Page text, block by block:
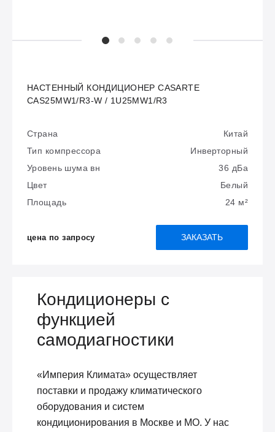
НАСТЕННЫЙ КОНДИЦИОНЕР CASARTE
CAS25MW1/R3-W / 1U25MW1/R3
Страна
Китай
Тип компрессора
Инверторный
Уровень шума вн
36 дБа
Цвет
Белый
Площадь
24 м²
цена по запросу ЗАКАЗАТЬ
Кондиционеры с
функцией
самодиагностики
«Империя Климата» осуществляет
поставки и продажу климатического
оборудования и систем
кондиционирования в Москве и МО. У нас